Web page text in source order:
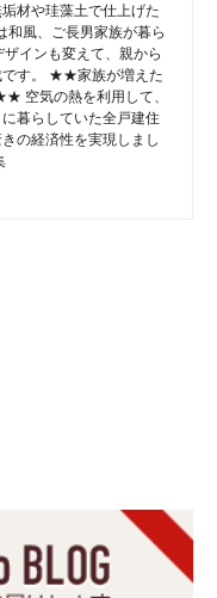
材や珪藻土で仕上げた
和風、ご長男家族が暮ら
インも変えて、親から
です。 ★★家族が増えた
空気の熱を利用して、
暮らしていた全戸建住
の経済性を実現しまし